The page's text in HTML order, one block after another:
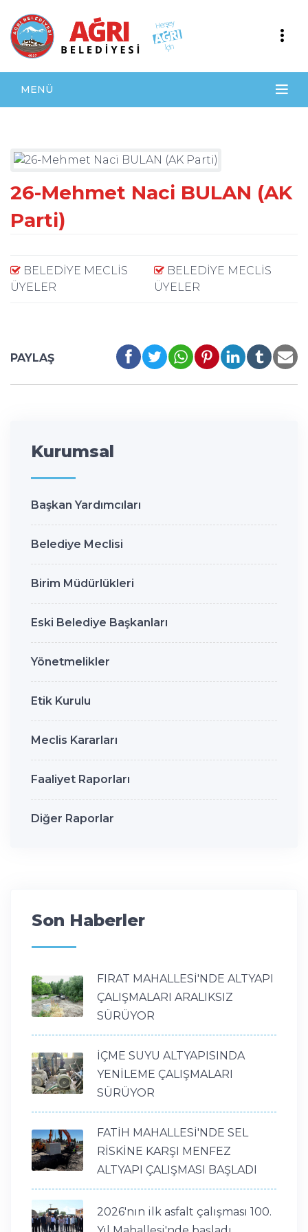
MENÜ
26-Mehmet Naci BULAN (AK
Parti)
BELEDİYE MECLİS
ÜYELER
BELEDİYE MECLİS
ÜYELER
PAYLAŞ
Kurumsal
Başkan Yardımcıları
Belediye Meclisi
Birim Müdürlükleri
Eski Belediye Başkanları
Yönetmelikler
Etik Kurulu
Meclis Kararları
Faaliyet Raporları
Diğer Raporlar
Son Haberler
FIRAT MAHALLESİ'NDE ALTYAPI
ÇALIŞMALARI ARALIKSIZ
SÜRÜYOR
İÇME SUYU ALTYAPISINDA
YENİLEME ÇALIŞMALARI
SÜRÜYOR
FATİH MAHALLESİ'NDE SEL
RİSKİNE KARŞI MENFEZ
ALTYAPI ÇALIŞMASI BAŞLADI
2026'nın ilk asfalt çalışması 100.